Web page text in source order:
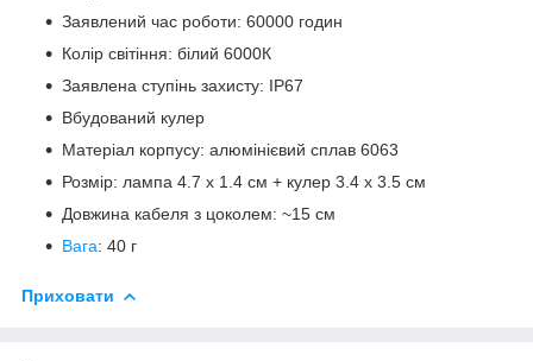
Заявлений час роботи: 60000 годин
Колір світіння: білий 6000К
Заявлена ступінь захисту: IP67
Вбудований кулер
Матеріал корпусу: алюмінієвий сплав 6063
Розмір: лампа 4.7 х 1.4 см + кулер 3.4 х 3.5 см
Довжина кабеля з цоколем: ~15 см
Вага: 40 г
Приховати